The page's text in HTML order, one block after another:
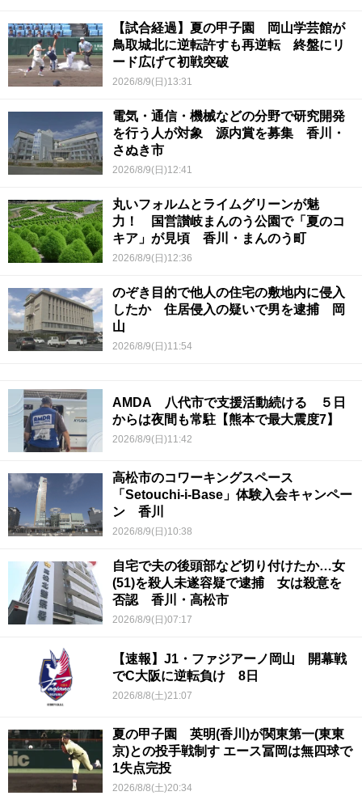
【試合経過】夏の甲子園 岡山学芸館が
鳥取城北に逆転許すも再逆転 終盤にリ
ード広げて初戦突破
2026/8/9(日)13:31
電気・通信・機械などの分野で研究開発
を行う人が対象 源内賞を募集 香川・
さぬき市
2026/8/9(日)12:41
丸いフォルムとライムグリーンが魅
力！ 国営讃岐まんのう公園で「夏のコ
キア」が見頃 香川・まんのう町
2026/8/9(日)12:36
のぞき目的で他人の住宅の敷地内に侵入
したか 住居侵入の疑いで男を逮捕 岡
山
2026/8/9(日)11:54
AMDA 八代市で支援活動続ける ５日
からは夜間も常駐【熊本で最大震度7】
2026/8/9(日)11:42
高松市のコワーキングスペース
「Setouchi-i-Base」体験入会キャンペー
ン 香川
2026/8/9(日)10:38
自宅で夫の後頭部など切り付けたか…女
(51)を殺人未遂容疑で逮捕 女は殺意を
否認 香川・高松市
2026/8/9(日)07:17
【速報】J1・ファジアーノ岡山 開幕戦
でC大阪に逆転負け 8日
2026/8/8(土)21:07
夏の甲子園 英明(香川)が関東第一(東東
京)との投手戦制す エース冨岡は無四球で
1失点完投
2026/8/8(土)20:34